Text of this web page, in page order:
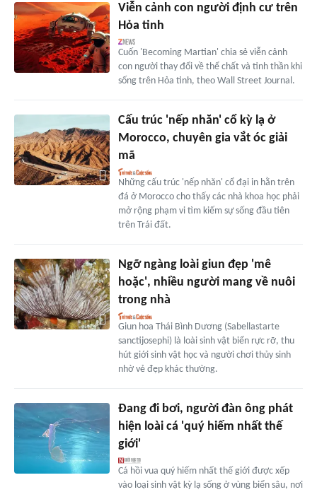
Viễn cảnh con người định cư trên
Hỏa tinh
Cuốn 'Becoming Martian' chia sẻ viễn cảnh
con người thay đổi về thể chất và tinh thần khi
sống trên Hỏa tinh, theo Wall Street Journal.
Cấu trúc 'nếp nhăn' cổ kỳ lạ ở
Morocco, chuyên gia vắt óc giải
mã
Những cấu trúc 'nếp nhăn' cổ đại in hằn trên
đá ở Morocco cho thấy các nhà khoa học phải
mở rộng phạm vi tìm kiếm sự sống đầu tiên
trên Trái đất.
Ngỡ ngàng loài giun đẹp 'mê
hoặc', nhiều người mang về nuôi
trong nhà
Giun hoa Thái Bình Dương (Sabellastarte
sanctijosephi) là loài sinh vật biển rực rỡ, thu
hút giới sinh vật học và người chơi thủy sinh
nhờ vẻ đẹp khác thường.
Đang đi bơi, người đàn ông phát
hiện loài cá 'quý hiếm nhất thế
giới'
Cá hồi vua quý hiếm nhất thế giới được xếp
vào loại sinh vật kỳ lạ sống ở vùng biển sâu, nơi